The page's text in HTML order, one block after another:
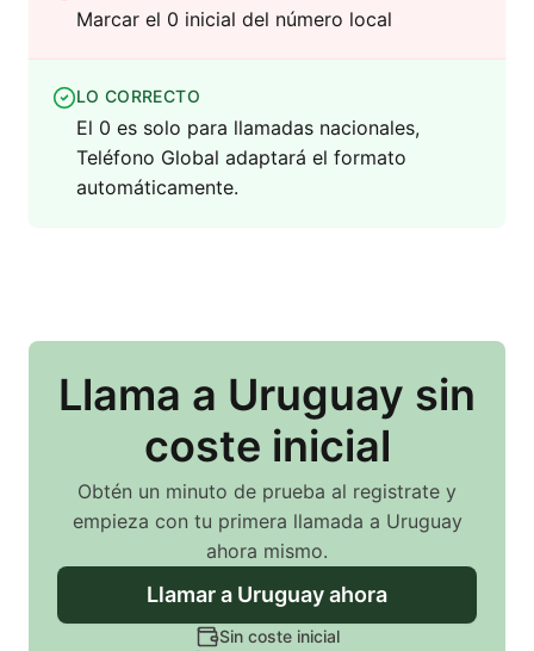
Marcar el 0 inicial del número local
LO CORRECTO
El 0 es solo para llamadas nacionales,
Teléfono Global adaptará el formato
automáticamente.
Llama a Uruguay sin
coste inicial
Obtén un minuto de prueba al registrate y
empieza con tu primera llamada a Uruguay
ahora mismo.
Llamara Uruguayahora
Sin coste inicial